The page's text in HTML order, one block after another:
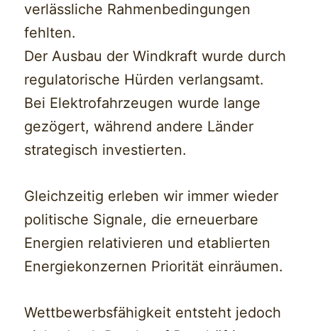
verlässliche Rahmenbedingungen
fehlten.
Der Ausbau der Windkraft wurde durch
regulatorische Hürden verlangsamt.
Bei Elektrofahrzeugen wurde lange
gezögert, während andere Länder
strategisch investierten.
Gleichzeitig erleben wir immer wieder
politische Signale, die erneuerbare
Energien relativieren und etablierten
Energiekonzernen Priorität einräumen.
Wettbewerbsfähigkeit entsteht jedoch